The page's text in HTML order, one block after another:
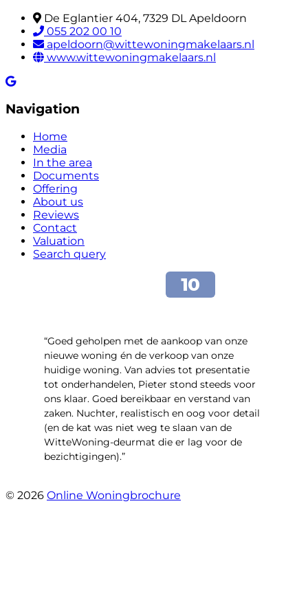
De Eglantier 404, 7329 DL Apeldoorn
055 202 00 10
apeldoorn@wittewoningmakelaars.nl
www.wittewoningmakelaars.nl
Navigation
Home
Media
In the area
Documents
Offering
About us
Reviews
Contact
Valuation
Search query
“Goed geholpen met de aankoop van onze
nieuwe woning én de verkoop van onze
huidige woning. Van advies tot presentatie
tot onderhandelen, Pieter stond steeds voor
ons klaar. Goed bereikbaar en verstand van
zaken. Nuchter, realistisch en oog voor detail
(en de kat was niet weg te slaan van de
WitteWoning-deurmat die er lag voor de
bezichtigingen).”
© 2026 Online Woningbrochure